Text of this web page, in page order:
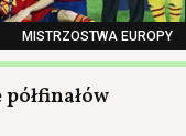
MISTRZOSTWA EUROPY